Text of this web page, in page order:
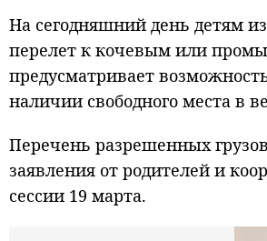
На сегодняшний день детям
перелет к кочевым или
предусматривает
наличии свободного места в
Перечень разрешенных
заявления от родителей и
сессии 19 марта.